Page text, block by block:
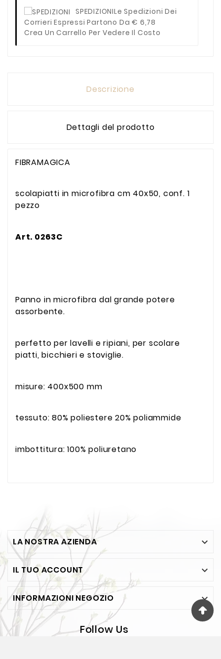
SPEDIZIONILe Spedizioni Dei
Corrieri Espressi Partono Da € 6,78
Crea Un Carrello Per Vedere Il Costo
Descrizione
Dettagli del prodotto
FIBRAMAGICA
scolapiatti in microfibra cm 40x50, conf. 1
pezzo
Art. 0263C
Panno in microfibra dal grande potere
assorbente.
perfetto per lavelli e ripiani, per scolare
piatti, bicchieri e stoviglie.
misure: 400x500 mm
tessuto: 80% poliestere 20% poliammide
imbottitura: 100% poliuretano
LA NOSTRA AZIENDA 
IL TUO ACCOUNT 
INFORMAZIONI NEGOZIO 
Follow Us